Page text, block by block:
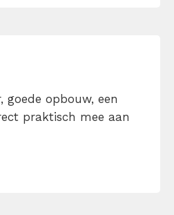
goede opbouw, een
praktisch mee aan